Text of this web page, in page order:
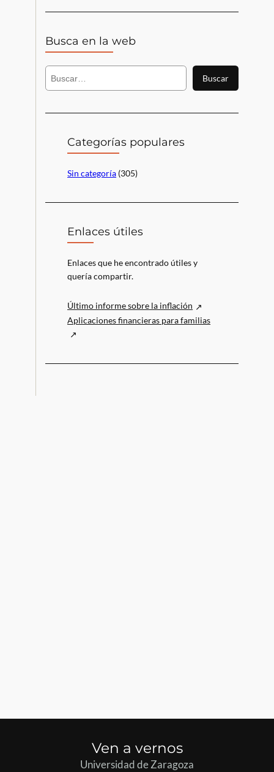
Busca en la web
B
c
Buscar
Categorías populares
Sin categoría (305)
Enlaces útiles
Enlaces que he encontrado útiles y
quería compartir.
Último informe sobre la inflación
Aplicaciones financieras para familias
Ven a vernos
Universidad de Zaragoza